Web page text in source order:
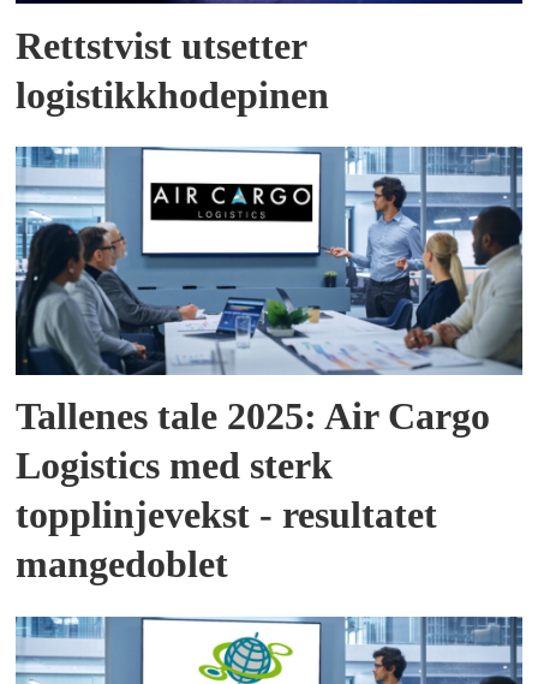
Rettstvist utsetter
logistikkhodepinen
Tallenes tale 2025: Air Cargo
Logistics med sterk
topplinjevekst - resultatet
mangedoblet